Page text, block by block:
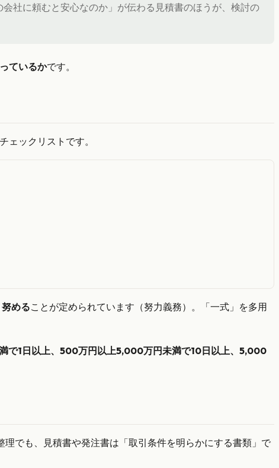
社に頼むと安心なのか」が伝わる見積書のほうが、検討の
ているかです。
ェックリストです。
めることが定められています（努力義務）。「一式」を多用
で1日以上、500万円以上5,000万円未満で10日以上、5,000
でも、見積書や発注書は「取引条件を明らかにする書類」で